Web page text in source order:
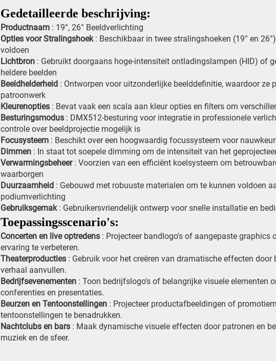
Gedetailleerde beschrijving:
Productnaam : 19°, 26° Beeldverlichting
Opties voor Stralingshoek : Beschikbaar in twee stralingshoeken (19° en
voldoen
Lichtbron : Gebruikt doorgaans hoge-intensiteit ontladingslampen (HID) of
heldere beelden
Beeldhelderheid : Ontworpen voor uitzonderlijke beelddefinitie, waardoor ze
patroonwerk
Kleurenopties : Bevat vaak een scala aan kleur opties en filters om
Besturingsmodus : DMX512-besturing voor integratie in professionele
controle over beeldprojectie mogelijk is
Focusysteem : Beschikt over een hoogwaardig focussysteem voor
Dimmen : In staat tot soepele dimming om de intensiteit van het
Verwarmingsbeheer : Voorzien van een efficiënt koelsysteem om
waarborgen
Duurzaamheid : Gebouwd met robuuste materialen om te kunnen voldoen
podiumverlichting
Gebruiksgemak : Gebruikersvriendelijk ontwerp voor snelle installatie en
Toepassingsscenario's:
Concerten en live optredens : Projecteer bandlogo's of aangepaste
ervaring te verbeteren.
Theaterproducties : Gebruik voor het creëren van dramatische effecten
verhaal aanvullen.
Bedrijfsevenementen : Toon bedrijfslogo's of belangrijke visuele elementen
conferenties en presentaties.
Beurzen en Tentoonstellingen : Projecteer productafbeeldingen of
tentoonstellingen te benadrukken.
Nachtclubs en bars : Maak dynamische visuele effecten door patronen en
muziek en de sfeer.